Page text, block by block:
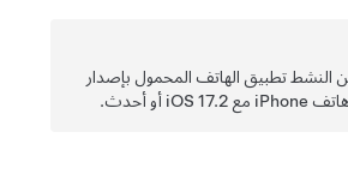
تطبيق الهاتف المحمول بإصدار